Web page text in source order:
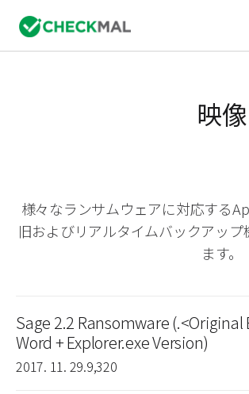
映像
様々なランサムウェアに対応する
旧およびリアルタイムバックアッ
ます。
Sage 2.2 Ransomware
Word + Explorer.exe Version)
2017. 11. 29.9,320